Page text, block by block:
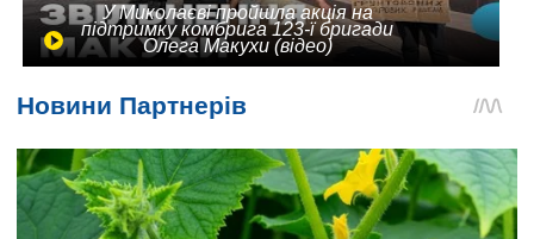
У Миколаєві пройшла акція на
підтримку комбрига 123-ї бригади
Олега Макухи (відео)